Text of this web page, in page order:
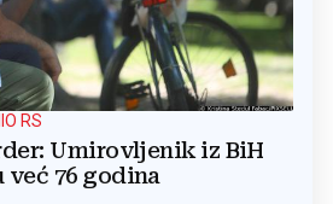
RS
Umirovljenik iz BiH
76 godina